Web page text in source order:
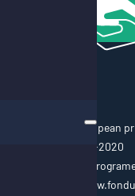
Fondul Social European
2014-2020
despre celelalte
să vizitați